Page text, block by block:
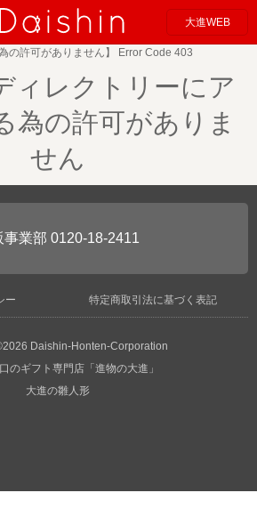
大進WEB
の許可がありません】 Error Code 403
ィレクトリーにア
為の許可がありま
せん
0120-18-2411
ー 特定商取引法に基づく表記
Daishin-Honten-Corporation
のギフト専門店「進物の大進」
大進の雛人形